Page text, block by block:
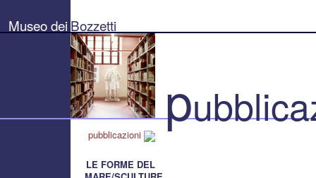
Bozzetti
"Pierluigi
Museo dei Bozzetti
pubblicazioni
LE FORME DEL
p